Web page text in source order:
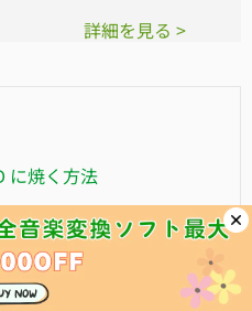
詳細を見る >
に焼く方法
の機能やプレミア
・流す方法まとめ